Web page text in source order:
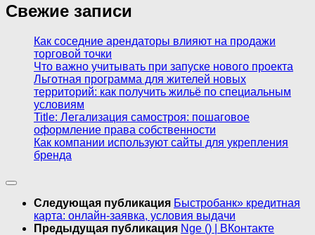
Свежие записи
Как соседние арендаторы влияют на продажи
торговой точки
Что важно учитывать при запуске нового проекта
Льготная программа для жителей новых
территорий: как получить жильё по специальным
условиям
Title: Легализация самостроя: пошаговое
оформление права собственности
Как компании используют сайты для укрепления
бренда
Следующая публикация Быстробанк» кредитная
карта: онлайн-заявка, условия выдачи
Предыдущая публикация Nge () | ВКонтакте